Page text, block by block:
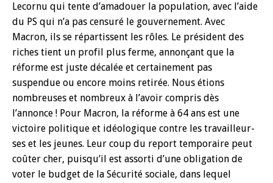
Lecornu qui tente d’amadouer la population, avec l’aide
du PS qui n’a pas censuré le gouvernement. Avec
Macron, ils se répartissent les rôles. Le président des
riches tient un profil plus ferme, annonçant que la
réforme est juste décalée et certainement pas
suspendue ou encore moins retirée. Nous étions
nombreuses et nombreux à l’avoir compris dès
l’annonce ! Pour Macron, la réforme à 64 ans est une
victoire politique et idéologique contre les travailleur-
ses et les jeunes. Leur coup du report temporaire peut
coûter cher, puisqu’il est assorti d’une obligation de
voter le budget de la Sécurité sociale, dans lequel